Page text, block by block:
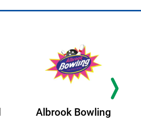
Albrook Bowling